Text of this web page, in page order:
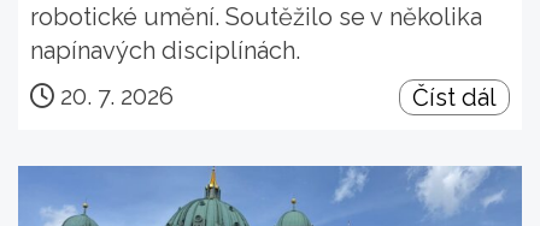
robotické umění. Soutěžilo se v několika
napínavých disciplínách.
20. 7. 2026
Číst dál